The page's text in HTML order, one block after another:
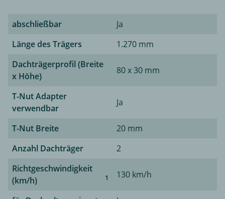
abschließbar
Ja
Länge des Trägers
1.270 mm
Dachträgerprofil (Breite
x Höhe)
80 x 30 mm
T-Nut Adapter
verwendbar
Ja
T-Nut Breite
20 mm
Anzahl Dachträger
2
Richtgeschwindigkeit
(km/h)
1 130 km/h